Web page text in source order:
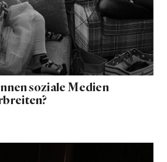
soziale Medien